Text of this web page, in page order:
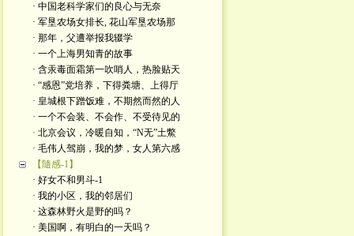
· 中国老科学家们的良心与无奈
· 军垦农场女排长, 花山军垦农场那
· 那年，父遭举报我辍学
· 一个上海男知青的故事
· 含汞毒面霜第一吹哨人，热脸贴天
· “感恩”党培养，下得粪塘、上得厅
· 皇城根下蹭饭难，不期然而然的人
· 一个不会装、不会作、不受待见的
· 北京会议，冷暖自知，“N无”土鱉
· 毛伟人驾崩，我的梦，女人第六感
【隨感-1】
· 好女不和男斗-1
· 我的小区，我的邻居们
· 这森林野火是​野的吗？
· 美国啊，有明白的一天吗？